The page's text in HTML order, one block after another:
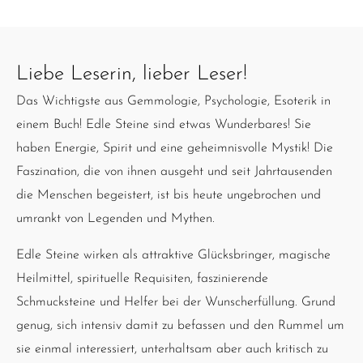
Liebe Leserin, lieber Leser!
Das Wichtigste aus Gemmologie, Psychologie, Esoterik in
einem Buch! Edle Steine sind etwas Wunderbares! Sie
haben Energie, Spirit und eine geheimnisvolle Mystik! Die
Faszination, die von ihnen ausgeht und seit Jahrtausenden
die Menschen begeistert, ist bis heute ungebrochen und
umrankt von Legenden und Mythen.
Edle Steine wirken als attraktive Glücksbringer, magische
Heilmittel, spirituelle Requisiten, faszinierende
Schmucksteine und Helfer bei der Wunscherfüllung. Grund
genug, sich intensiv damit zu befassen und den Rummel um
sie einmal interessiert, unterhaltsam aber auch kritisch zu